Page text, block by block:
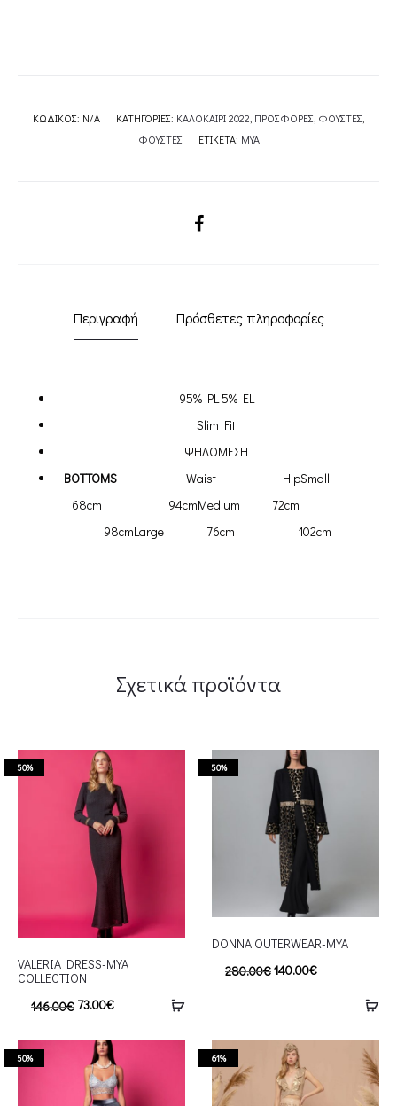
ΚΩΔΙΚΌΣ: N/A ΚΑΤΗΓΟΡΊΕΣ: ΚΑΛΟΚΑΙΡΙ 2022 ΠΡΟΣΦΟΡΕΣ ΦΟΥΣΤΕΣ
ΦΟΥΣΤΕΣ
ΕΤΙΚΈΤΑ: MYA
SHARE
Περιγραφή Πρόσθετες πληροφορίες
95% PL 5% EL
Slim Fit
ΨΗΛΟΜΕΣΗ
BOTTOMS
Waist HipSmall
68cm 94cmMedium 72cm
98cmLarge 76cm 102cm
Σχετικά προϊόντα
50%
VALERIA DRESS-MYA
COLLECTION
146.00€ 73.00€
50%
DONNA OUTERWEAR-MYA
280.00€140.00€
50% 61%